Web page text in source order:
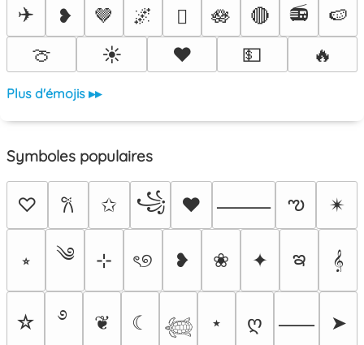
✈️
❥ 🤎 🌌 🫟 🪷 🔴 📻
🍉
🍈
☀️ ❤️ 💵 🔥
Plus d'émojis ▸▸
Symboles populaires
♡ 𐙚 ✩ ꧁ ♥ ⸻ ఌ ✴︎
⭒ ༄ ⊹ ৎ୭ ❥ ❀ ✦ ఇ 𝄞
☆ ࿔ ❦ ☾ 𓆉 ⋆ ღ ⸺ ➤